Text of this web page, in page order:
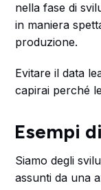
nella fase di
in maniera
produzione.
Evitare il data
capirai perché
Esempi
Siamo degli
assunti da una